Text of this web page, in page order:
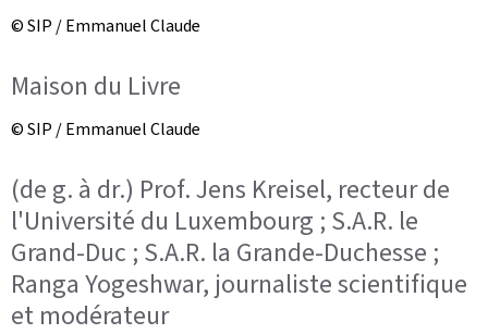
© SIP / Emmanuel Claude
Maison du Livre
© SIP / Emmanuel Claude
(de g. à dr.) Prof. Jens Kreisel, recteur de
l'Université du Luxembourg ; S.A.R. le
Grand-Duc ; S.A.R. la Grande-Duchesse ;
Ranga Yogeshwar, journaliste scientifique
et modérateur